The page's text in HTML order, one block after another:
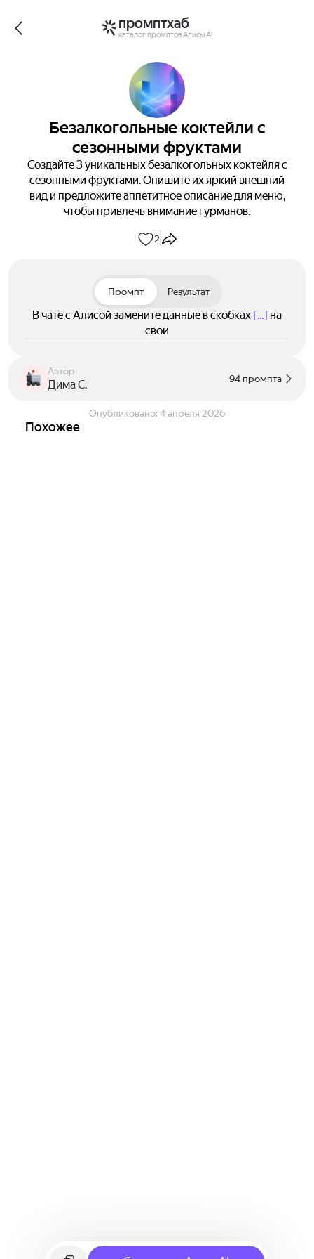
промптхаб
каталог промптов Алисы AI
Безалкогольные коктейли с
сезонными фруктами
Создайте 3 уникальных безалкогольных коктейля с
сезонными фруктами. Опишите их яркий внешний
вид и предложите аппетитное описание для меню,
чтобы привлечь внимание гурманов.
2
Промпт Результат
В чате с Алисой замените данные в скобках [...] на
свои
Автор
Дима С. 94 промпта
Опубликовано: 4 апреля 2026
Похожее